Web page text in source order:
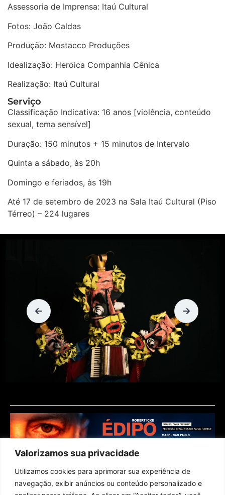
Valorizamos sua privacidade
Utilizamos cookies para aprimorar sua experiência de
navegação, exibir anúncios ou conteúdo personalizado e
Assessoria de Imprensa: Itaú Cultural
Fotos: João Caldas
Produção: Mostacco Produções
Idealização: Heroica Companhia Cênica
Realização: Itaú Cultural
Serviço
Classificação Indicativa: 16 anos [violência, conteúdo
sexual, tema sensível]
Duração: 150 minutos + 15 minutos de Intervalo
Quinta a sábado, às 20h
Domingo e feriados, às 19h
Até 17 de setembro de 2023 na Sala Itaú Cultural (Piso
Térreo) – 224 lugares